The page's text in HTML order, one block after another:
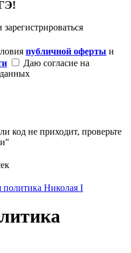
публичной оферты и
Даю согласие на
код не приходит, проверьте
политика Николая I